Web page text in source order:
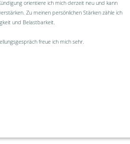
orientiere ich mich derzeit neu und kann
Zu meinen persönlichen Stärken zähle ich
und Belastbarkeit.
freue ich mich sehr.